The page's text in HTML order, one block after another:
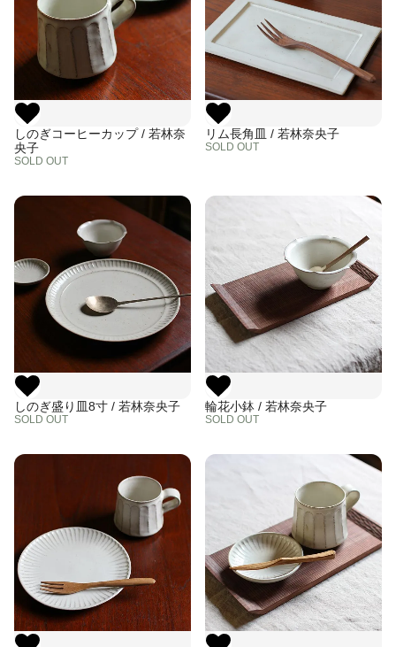
しのぎコーヒーカップ / 若林奈
央子
SOLD OUT
リム長角皿 / 若林奈央子
SOLD OUT
しのぎ盛り皿8寸 / 若林奈央子
SOLD OUT
輪花小鉢 / 若林奈央子
SOLD OUT